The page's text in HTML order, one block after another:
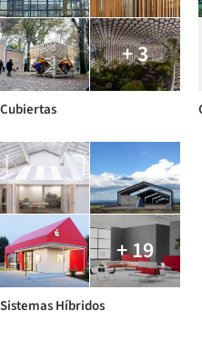
+ 3
Cubiertas
+ 19
Sistemas Híbridos